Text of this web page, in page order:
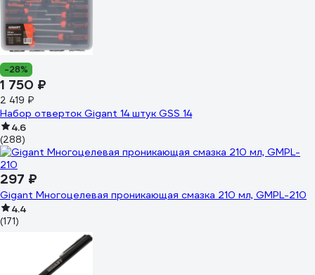
-28%
1 750 ₽
2 419 ₽
Набор отверток Gigant 14 штук GSS 14
4.6
(288)
297 ₽
Gigant Многоцелевая проникающая смазка 210 мл, GMPL-210
4.4
(171)